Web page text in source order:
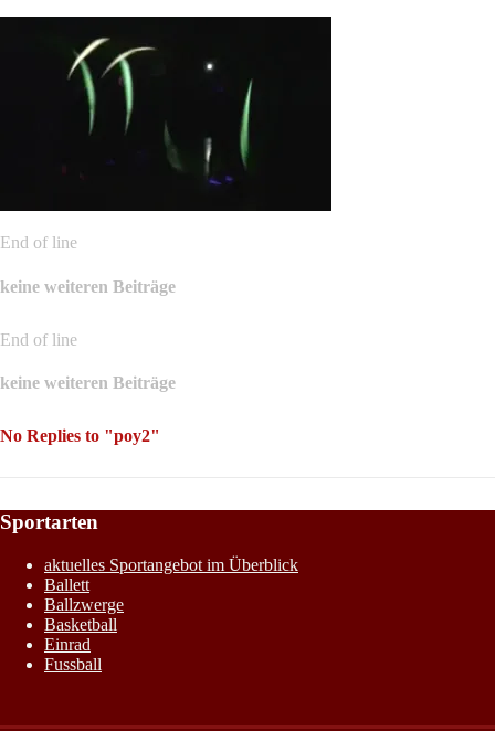
End of line
keine weiteren Beiträge
End of line
keine weiteren Beiträge
No Replies to "poy2"
Sportarten
aktuelles Sportangebot im Überblick
Ballett
Ballzwerge
Basketball
Einrad
Fussball